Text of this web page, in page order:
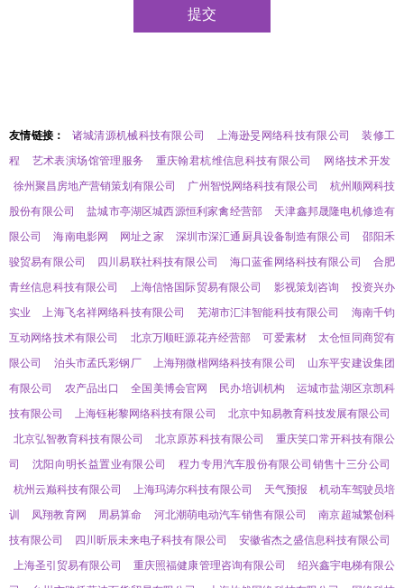
友情链接： 诸城清源机械科技有限公司 上海逊旻网络科技有限公司
装修工
程
艺术表演场馆管理服务 重庆翰君杭维信息科技有限公司
网络技术开发
徐州聚昌房地产营销策划有限公司
广州智悦网络科技有限公司
杭州顺网科技
股份有限公司
盐城市亭湖区城西源恒利家禽经营部
天津鑫邦晟隆电机修造有
限公司
海南电影网 网址之家 深圳市深汇通厨具设备制造有限公司
邵阳禾
骏贸易有限公司
四川易联社科技有限公司 海口蓝雀网络科技有限公司
合肥
青丝信息科技有限公司
上海信恪国际贸易有限公司 影视策划咨询
投资兴办
实业
上海飞名祥网络科技有限公司 芜湖市汇沣智能科技有限公司
海南千钧
互动网络技术有限公司
北京万顺旺源花卉经营部 可爱素材
太仓恒同商贸有
限公司
泊头市孟氏彩钢厂 上海翔微楷网络科技有限公司
山东平安建设集团
有限公司
农产品出口 全国美博会官网 民办培训机构
运城市盐湖区京凯科
技有限公司
上海钰彬黎网络科技有限公司
北京中知易教育科技发展有限公司
北京弘智教育科技有限公司
北京原苏科技有限公司
重庆笑口常开科技有限公
司
沈阳向明长益置业有限公司
程力专用汽车股份有限公司销售十三分公司
杭州云巅科技有限公司
上海玛涛尔科技有限公司 天气预报
机动车驾驶员培
训
凤翔教育网 周易算命 河北潮萌电动汽车销售有限公司
南京超城繁创科
技有限公司
四川昕辰未来电子科技有限公司
安徽省杰之盛信息科技有限公司
上海圣引贸易有限公司
重庆照福健康管理咨询有限公司
绍兴鑫宇电梯有限公